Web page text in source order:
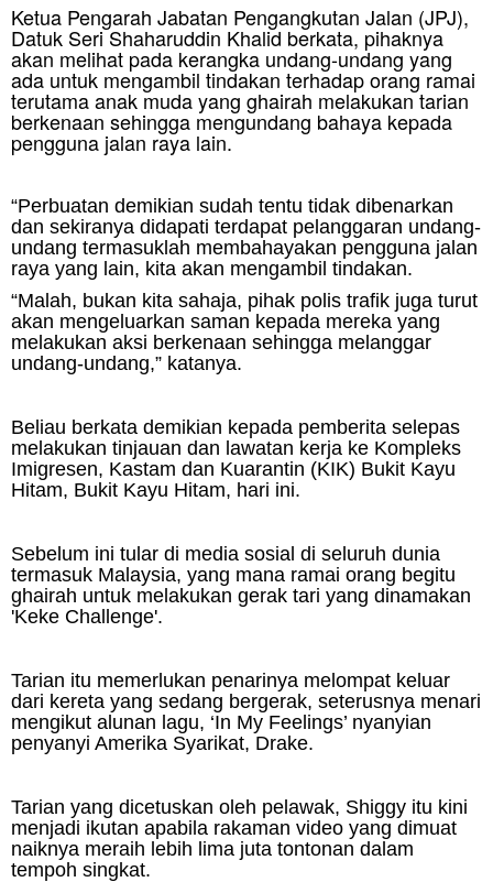
Ketua Pengarah Jabatan Pengangkutan Jalan (JPJ),
Datuk Seri Shaharuddin Khalid berkata, pihaknya
akan melihat pada kerangka undang-undang yang
ada untuk mengambil tindakan terhadap orang ramai
terutama anak muda yang ghairah melakukan tarian
berkenaan sehingga mengundang bahaya kepada
pengguna jalan raya lain.
“Perbuatan demikian sudah tentu tidak dibenarkan
dan sekiranya didapati terdapat pelanggaran undang-
undang termasuklah membahayakan pengguna jalan
raya yang lain, kita akan mengambil tindakan.
“Malah, bukan kita sahaja, pihak polis trafik juga turut
akan mengeluarkan saman kepada mereka yang
melakukan aksi berkenaan sehingga melanggar
undang-undang,” katanya.
Beliau berkata demikian kepada pemberita selepas
melakukan tinjauan dan lawatan kerja ke Kompleks
Imigresen, Kastam dan Kuarantin (KIK) Bukit Kayu
Hitam, Bukit Kayu Hitam, hari ini.
Sebelum ini tular di media sosial di seluruh dunia
termasuk Malaysia, yang mana ramai orang begitu
ghairah untuk melakukan gerak tari yang dinamakan
'Keke Challenge'.
Tarian itu memerlukan penarinya melompat keluar
dari kereta yang sedang bergerak, seterusnya menari
mengikut alunan lagu, ‘In My Feelings’ nyanyian
penyanyi Amerika Syarikat, Drake.
Tarian yang dicetuskan oleh pelawak, Shiggy itu kini
menjadi ikutan apabila rakaman video yang dimuat
naiknya meraih lebih lima juta tontonan dalam
tempoh singkat.